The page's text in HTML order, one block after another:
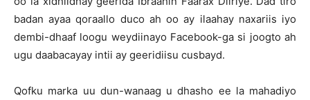
badan ayaa qoraallo duco ah oo ay ilaahay naxariis iyo
dembi-dhaaf loogu weydiinayo Facebook-ga si joogto ah
ugu daabacayay intii ay geeridiisu cusbayd.
Qofku marka uu dun-wanaag u dhasho ee la mahadiyo